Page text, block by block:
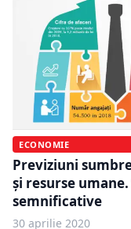
ECONOMIE
Previziuni
și resurse
semnificative
30 aprilie 2020